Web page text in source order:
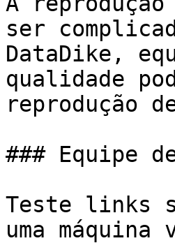
ser
DataDike,
qualidade
reprodução
### Equipe
Teste links
uma